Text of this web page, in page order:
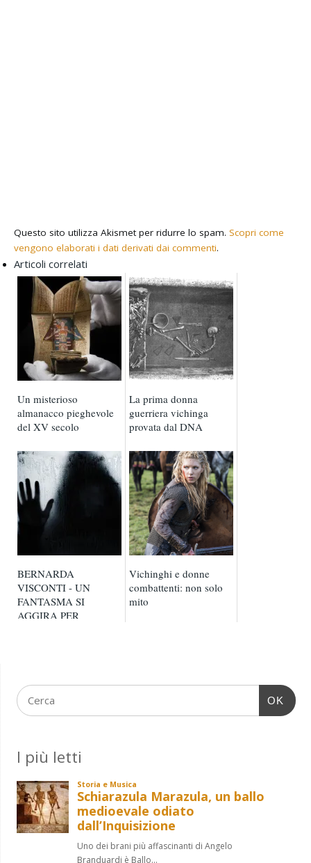
Questo sito utilizza Akismet per ridurre lo spam. Scopri come
vengono elaborati i dati derivati dai commenti.
Articoli correlati
Un misterioso
almanacco pieghevole
del XV secolo
La prima donna
guerriera vichinga
provata dal DNA
BERNARDA
VISCONTI - UN
FANTASMA SI
AGGIRA PER
Vichinghi e donne
combattenti: non solo
mito
OK
I più letti